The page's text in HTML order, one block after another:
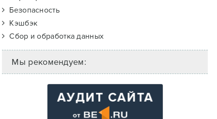
Безопасность
Кэшбэк
Сбор и обработка данных
Мы рекомендуем: